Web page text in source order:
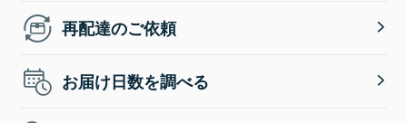
再配達のご依頼
お届け日数を調べる